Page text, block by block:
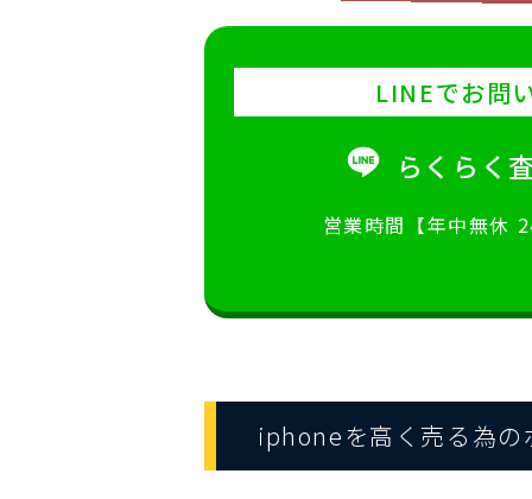
LINEでお問
らくらく
営業時間【年中無休
iphoneを高く売る為の